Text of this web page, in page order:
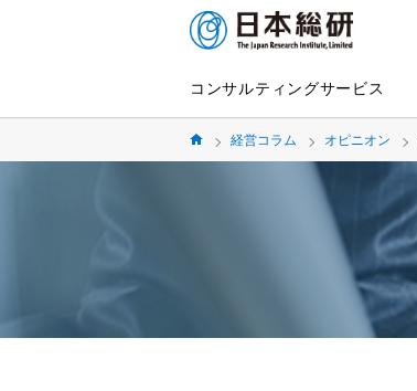
コンサルティングサービス
経営コラム オピニオン